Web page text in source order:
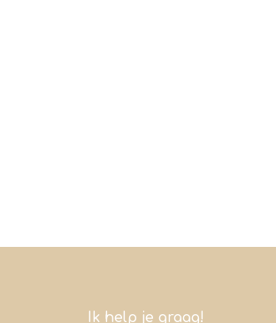
Ik help je graag!